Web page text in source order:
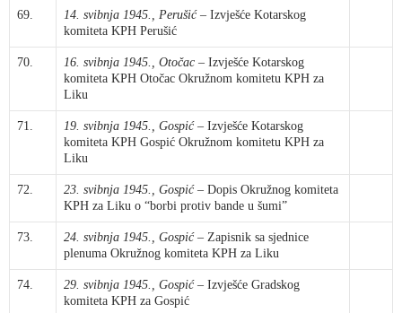
69. 14. svibnja 1945., Perušić – Izvješće Kotarskog
komiteta KPH Perušić
70. 16. svibnja 1945., Otočac – Izvješće Kotarskog
komiteta KPH Otočac Okružnom komitetu KPH za
Liku
71. 19. svibnja 1945., Gospić – Izvješće Kotarskog
komiteta KPH Gospić Okružnom komitetu KPH za
Liku
72. 23. svibnja 1945., Gospić – Dopis Okružnog komiteta
KPH za Liku o “borbi protiv bande u šumi”
73. 24. svibnja 1945., Gospić – Zapisnik sa sjednice
plenuma Okružnog komiteta KPH za Liku
74. 29. svibnja 1945., Gospić – Izvješće Gradskog
komiteta KPH za Gospić